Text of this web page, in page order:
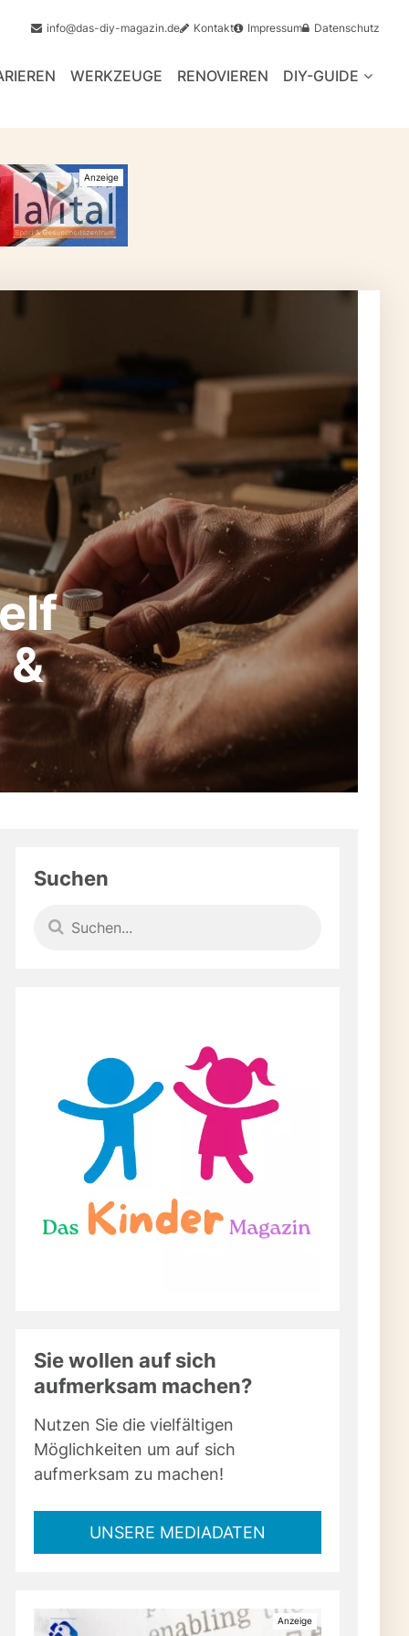
info@das-diy-magazin.de Kontakt Impressum Datenschutz
WERKZEUGE RENOVIEREN DIY-GUIDE
Werkstatt-Feinschliff
& Schleifhilfe
Alltag
DIY-Oberflächen.
deine Werkstatt auf
– warum
so
der Werkstatt – so
an. Holz
deinen Händen, die
DIY bedeutet hier: Du
ganz nach deinem
& cleveren
auf
als nur glatte
die Freude am
ist Ritual,
Du sparst Geld,
Jedes Projekt trägt
Freude – ob
Suchen
Sie wollen auf sich
aufmerksam machen?
Nutzen Sie die vielfältigen
Möglichkeiten um auf sich
aufmerksam zu machen!
UNSERE MEDIADATEN